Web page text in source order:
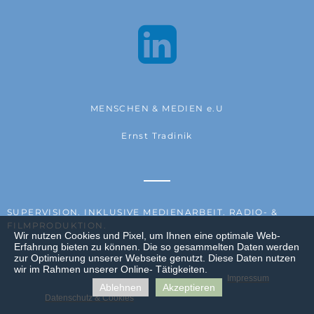

MENSCHEN & MEDIEN e.U
Ernst Tradinik
SUPERVISION. INKLUSIVE MEDIENARBEIT. RADIO- &
FILMPRODUKTION.
Impressum
Datenschutz & Cookies
Wir nutzen Cookies und Pixel, um Ihnen eine optimale Web-
Erfahrung bieten zu können. Die so gesammelten Daten werden
zur Optimierung unserer Webseite genutzt. Diese Daten nutzen
wir im Rahmen unserer Online- Tätigkeiten.
Ablehnen
Akzeptieren